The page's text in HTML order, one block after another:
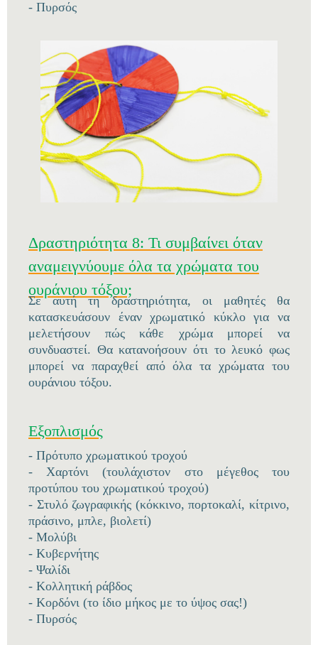
- Πυρσός
Δραστηριότητα 8: Τι συμβαίνει όταν
αναμειγνύουμε όλα τα χρώματα του
ουράνιου τόξου;
Σε αυτή τη δραστηριότητα, οι μαθητές θα
κατασκευάσουν έναν χρωματικό κύκλο για να
μελετήσουν πώς κάθε χρώμα μπορεί να
συνδυαστεί. Θα κατανοήσουν ότι το λευκό φως
μπορεί να παραχθεί από όλα τα χρώματα του
ουράνιου τόξου.
Εξοπλισμός
- Πρότυπο χρωματικού τροχού
- Χαρτόνι (τουλάχιστον στο μέγεθος του
προτύπου του χρωματικού τροχού)
- Στυλό ζωγραφικής (κόκκινο, πορτοκαλί, κίτρινο,
πράσινο, μπλε, βιολετί)
- Μολύβι
- Κυβερνήτης
- Ψαλίδι
- Κολλητική ράβδος
- Κορδόνι (το ίδιο μήκος με το ύψος σας!)
- Πυρσός